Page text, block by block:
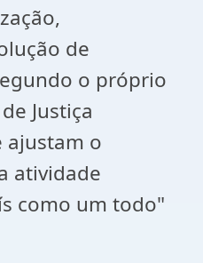
de
o próprio
Justiça
ajustam o
atividade
como um todo"